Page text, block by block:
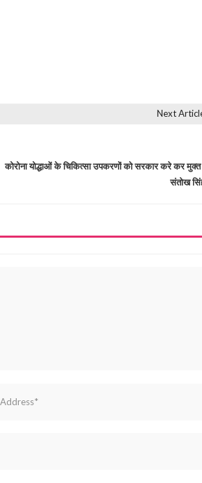
Next
कोरोना योद्धाओं के चिकित्सा उपकरणों को सरकार करे कर मुक्त
संतोख